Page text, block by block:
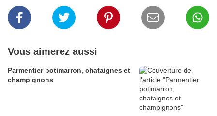
Vous aimerez aussi
Parmentier potimarron, chataignes et
champignons